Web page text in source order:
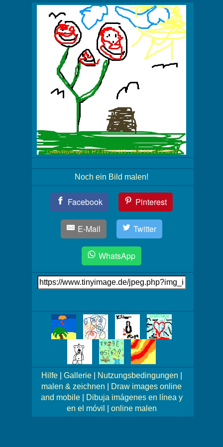
Noch ein Bild malen!
Facebook Pinterest
E-Mail Twitter
WhatsApp
Link
auf's
Mehr
Bilder!
Hilfe| Gallerie| Nutzungsbedingungen
malen & zeichnen
Draw images online
and mobile|
Dibuja imágenes en línea y
en el móvil
online malen